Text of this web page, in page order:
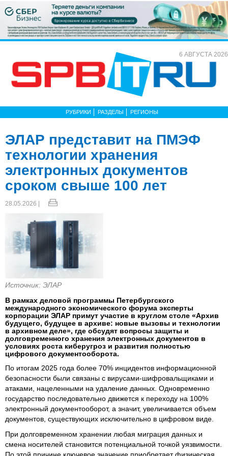
6 АВГУСТА 2026
РУБРИКИ РАЗДЕЛЫ РЕГИОНЫ
ЭЛАР представит на ПМЭФ
технологии хранения
электронных документов
сроком свыше 100 лет
28.05.2026 |
Источник: ЭЛАР
В рамках деловой программы Петербургского
международного экономического форума эксперты
корпорации ЭЛАР примут участие в круглом столе «Архив
будущего, будущее в архиве: новые вызовы и технологии
в архивном деле», где обсудят вопросы защиты и
долговременного хранения электронных документов в
условиях роста киберугроз и развития полностью
цифрового документооборота.
По итогам 2025 года более 70% инцидентов информационной
безопасности были связаны с вирусами-шифровальщиками и
атаками, нацеленными на удаление данных. Одновременно
государство последовательно движется к переходу на 100%
электронный документооборот, а значит, увеличивается объем
документов, существующих исключительно в цифровом виде.
При долговременном хранении любая миграция данных и
смена носителей становится потенциальной точкой уязвимости.